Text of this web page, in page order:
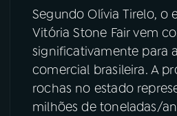
Segundo Olívia Tirelo, o
Vitória Stone Fair vem
significativamente para
comercial brasileira. A
rochas no estado
milhões de toneladas/